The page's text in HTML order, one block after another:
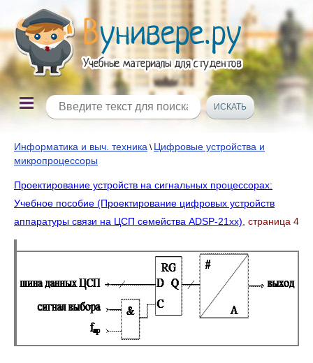
Информатика и выч. техника \ Цифровые устройства и
микропроцессоры
Проектирование устройств на сигнальных процессорах:
Учебное пособие (Проектирование цифровых устройств
аппаратуры связи на ЦСП семейства ADSP-21xx) , страница 4